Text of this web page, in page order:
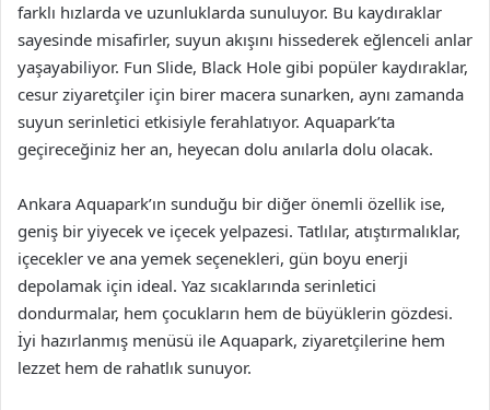
farklı hızlarda ve uzunluklarda sunuluyor. Bu kaydıraklar
sayesinde misafirler, suyun akışını hissederek eğlenceli anlar
yaşayabiliyor. Fun Slide, Black Hole gibi popüler kaydıraklar,
cesur ziyaretçiler için birer macera sunarken, aynı zamanda
suyun serinletici etkisiyle ferahlatıyor. Aquapark’ta
geçireceğiniz her an, heyecan dolu anılarla dolu olacak.
Ankara Aquapark’ın sunduğu bir diğer önemli özellik ise,
geniş bir yiyecek ve içecek yelpazesi. Tatlılar, atıştırmalıklar,
içecekler ve ana yemek seçenekleri, gün boyu enerji
depolamak için ideal. Yaz sıcaklarında serinletici
dondurmalar, hem çocukların hem de büyüklerin gözdesi.
İyi hazırlanmış menüsü ile Aquapark, ziyaretçilerine hem
lezzet hem de rahatlık sunuyor.